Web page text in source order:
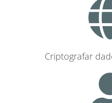
Criptografar